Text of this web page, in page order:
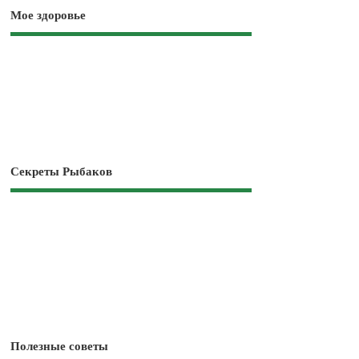
Мое здоровье
Секреты Рыбаков
Полезные советы